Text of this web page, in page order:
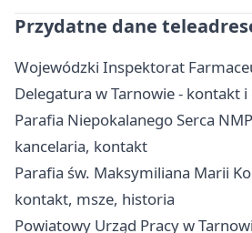
Przydatne dane
Wojewódzki Inspektorat
Delegatura w Tarnowie - kontakt i
Parafia Niepokalanego Serca
kancelaria, kontakt
Parafia św. Maksymiliana Marii
kontakt, msze, historia
Powiatowy Urząd Pracy w